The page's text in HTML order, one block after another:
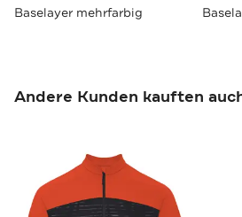
Baselayer mehrfarbig
Andere Kunden kauften